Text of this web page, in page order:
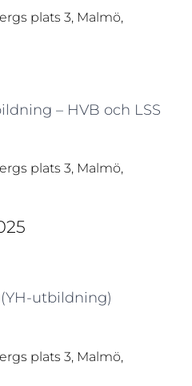
plats 3, Malmö,
– HVB och LSS
plats 3, Malmö,
utbildning)
plats 3, Malmö,